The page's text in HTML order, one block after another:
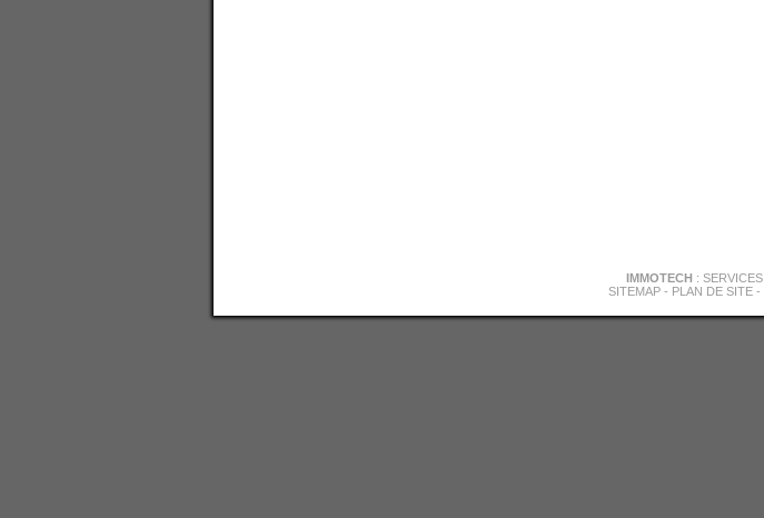
IMMOTECH : SERVICES
SITEMAP - PLAN DE SITE -